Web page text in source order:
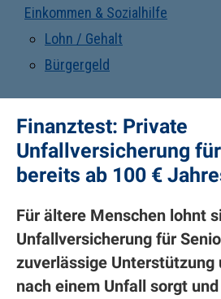
Einkommen & Sozialhilfe
Lohn / Gehalt
Bürgergeld
Finanztest: Private
Unfallversicherung
bereits ab 100 €
Für ältere Menschen lohnt
Unfallversicherung für
zuverlässige Unterstützung
nach einem Unfall sorgt